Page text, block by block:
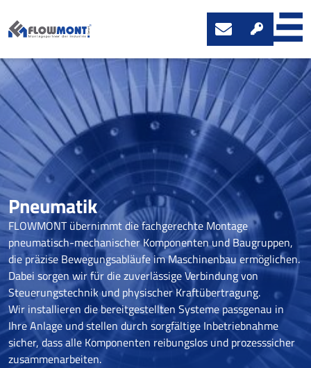
Pneumatik
FLOWMONT übernimmt die fachgerechte Montage
pneumatisch-mechanischer Komponenten und Baugruppen,
die präzise Bewegungsabläufe im Maschinenbau ermöglichen.
Dabei sorgen wir für die zuverlässige Verbindung von
Steuerungstechnik und physischer Kraftübertragung.
Wir installieren die bereitgestellten Systeme passgenau in
Ihre Anlage und stellen durch sorgfältige Inbetriebnahme
sicher, dass alle Komponenten reibungslos und prozesssicher
zusammenarbeiten.